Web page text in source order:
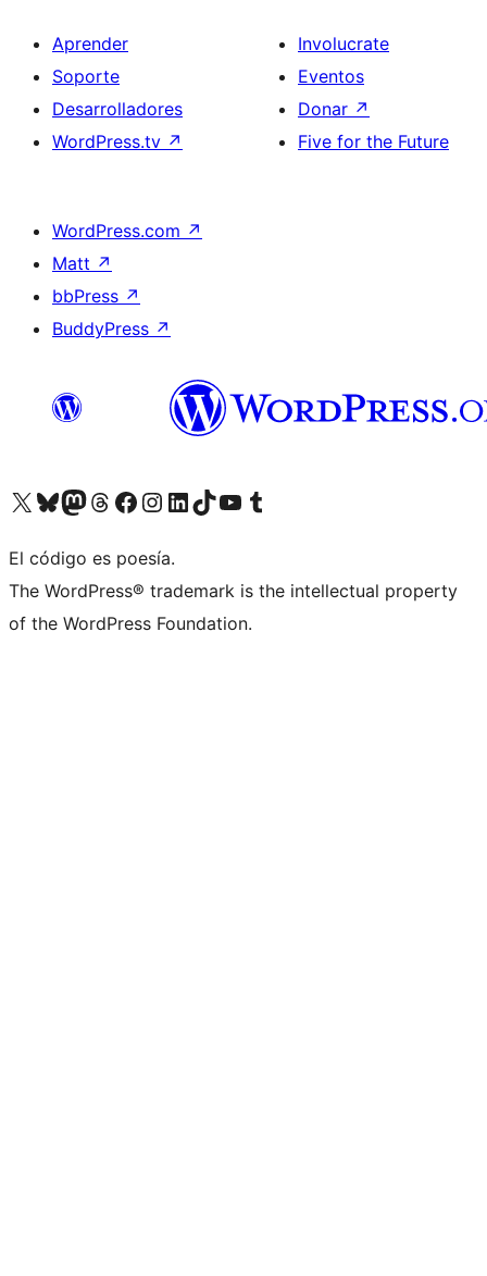
Aprender
Soporte
Desarrolladores
WordPress.tv ↗
Involucrate
Eventos
Donar ↗
Five for the Future
WordPress.com ↗
Matt ↗
bbPress ↗
BuddyPress ↗
Visitá nuestra cuenta de X (anteriormente Twitter)
Visitá nuestra cuenta de Bluesky
Visitá nuestra cuenta de Mastodon
Visitá nuestra cuenta de Threads
Visitá nuestra página de Facebook
Visitá nuestra cuenta de Instagram
Visitá nuestra cuenta de LinkedIn
Visitá nuestra cuenta de TikTok
Visitá nuestro canal de YouTube
Visitá nuestra cuenta de Tumblr
El código es poesía.
The WordPress® trademark is the intellectual property
of the WordPress Foundation.